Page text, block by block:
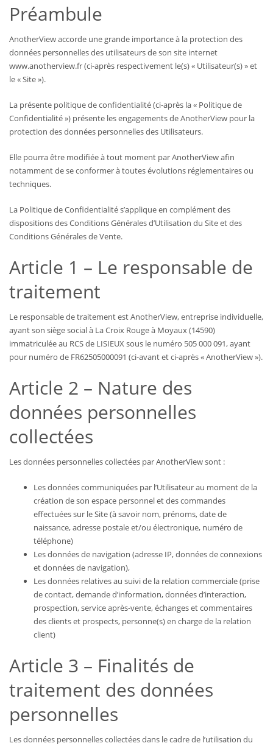
Préambule
AnotherView accorde une grande importance à la protection des
données personnelles des utilisateurs de son site internet
www.anotherview.fr (ci-après respectivement le(s) « Utilisateur(s) » et
le « Site »).
La présente politique de confidentialité (ci-après la « Politique de
Confidentialité ») présente les engagements de AnotherView pour la
protection des données personnelles des Utilisateurs.
Elle pourra être modifiée à tout moment par AnotherView afin
notamment de se conformer à toutes évolutions réglementaires ou
techniques.
La Politique de Confidentialité s’applique en complément des
dispositions des Conditions Générales d’Utilisation du Site et des
Conditions Générales de Vente.
Article 1 – Le responsable de
traitement
Le responsable de traitement est AnotherView, entreprise individuelle,
ayant son siège social à La Croix Rouge à Moyaux (14590)
immatriculée au RCS de LISIEUX sous le numéro 505 000 091, ayant
pour numéro de FR62505000091 (ci-avant et ci-après « AnotherView »).
Article 2 – Nature des
données personnelles
collectées
Les données personnelles collectées par AnotherView sont :
Les données communiquées par l’Utilisateur au moment de la
création de son espace personnel et des commandes
effectuées sur le Site (à savoir nom, prénoms, date de
naissance, adresse postale et/ou électronique, numéro de
téléphone)
Les données de navigation (adresse IP, données de connexions
et données de navigation),
Les données relatives au suivi de la relation commerciale (prise
de contact, demande d’information, données d’interaction,
prospection, service après-vente, échanges et commentaires
des clients et prospects, personne(s) en charge de la relation
client)
Article 3 – Finalités de
traitement des données
personnelles
Les données personnelles collectées dans le cadre de l’utilisation du